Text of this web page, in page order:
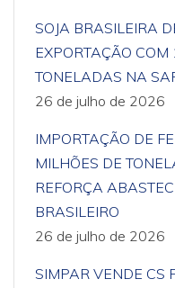
SOJA BRASILEIRA
EXPORTAÇÃO
TONELADAS NA
26 de julho de 2026
IMPORTAÇÃO DE
MILHÕES DE
REFORÇA
BRASILEIRO
26 de julho de 2026
SIMPAR VENDE CS